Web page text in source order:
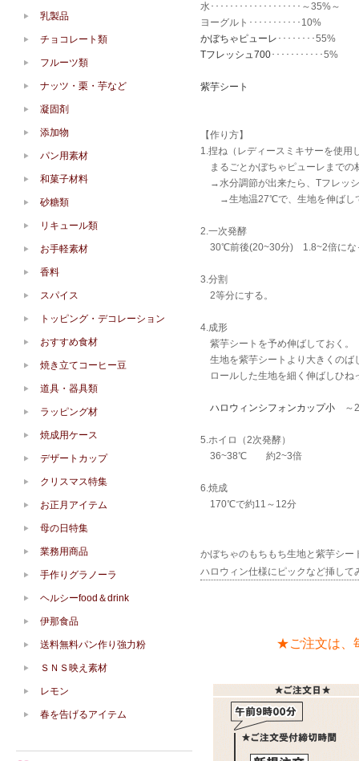
水･･･････････････････～35%～
ヨーグルト･･･････････10%
かぼちゃピューレ ････････55%
Tフレッシュ700･･･････････5%
紫芋シート
【作り方】
1.捏ね（レディースミキサーを使用
まるごとかぼちゃピューレまでの
→水分調節が出来たら、Tフレッ
→生地温27℃で、生地を伸ばし
2.一次発酵
30℃前後(20~30分) 1.8~2倍にな
3.分割
2等分にする。
4.成形
紫芋シートを予め伸ばしておく。
生地を紫芋シートより大きくのば
ロールした生地を細く伸ばしひね
ハロウィンシフォンカップ小 ～
5.ホイロ（2次発酵）
36~38℃ 約2~3倍
6.焼成
170℃で約11～12分
かぼちゃのもちもち生地と紫芋シー
ハロウィン仕様にピックなど挿して
★ご注文は、
乳製品
チョコレート類
フルーツ類
ナッツ・栗・芋など
凝固剤
添加物
パン用素材
和菓子材料
砂糖類
リキュール類
お手軽素材
香料
スパイス
トッピング・デコレーション
おすすめ食材
焼き立てコーヒー豆
道具・器具類
ラッピング材
焼成用ケース
デザートカップ
クリスマス特集
お正月アイテム
母の日特集
業務用商品
手作りグラノーラ
ヘルシーfood＆drink
伊那食品
送料無料パン作り強力粉
ＳＮＳ映え素材
レモン
春を告げるアイテム